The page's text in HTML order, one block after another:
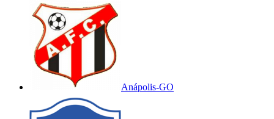
Anápolis-GO